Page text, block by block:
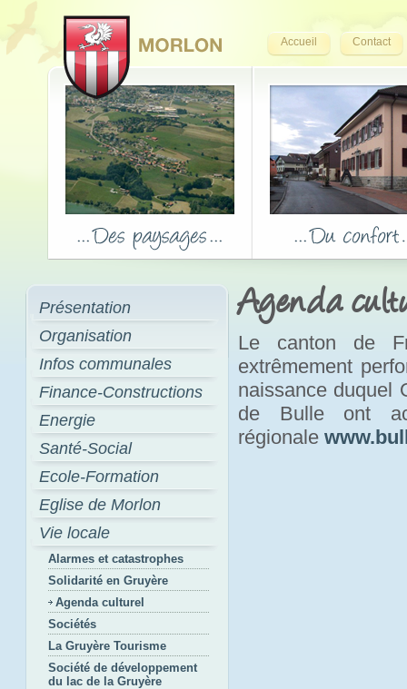
Accueil Contact
Présentation
Organisation
Infos communales
Finance-Constructions
Energie
Santé-Social
Ecole-Formation
Eglise de Morlon
Vie locale
Alarmes et catastrophes
Solidarité en Gruyère
Agenda culturel
Sociétés
La Gruyère Tourisme
Société de développement
du lac de la Gruyère
Agenda
Le canton de
extrêmement
naissance duquel
de Bulle ont
régionale